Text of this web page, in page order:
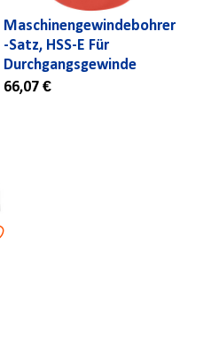
Maschinengewindebohrer
-Satz, HSS-E Für
Durchgangsgewinde
66,07 €